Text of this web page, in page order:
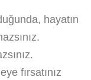
hayatın
fırsatınız